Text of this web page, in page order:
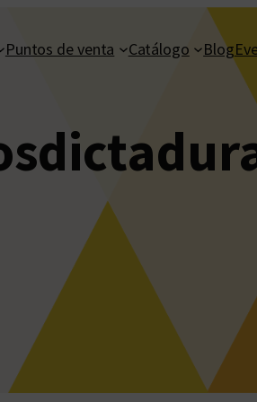
Puntos de venta Catálogo Blog